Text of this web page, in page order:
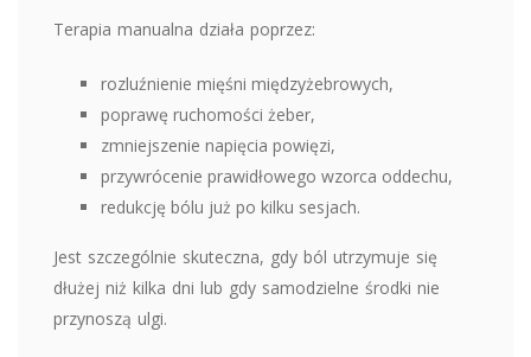
Terapia manualna działa poprzez:
rozluźnienie mięśni międzyżebrowych,
poprawę ruchomości żeber,
zmniejszenie napięcia powięzi,
przywrócenie prawidłowego wzorca oddechu,
redukcję bólu już po kilku sesjach.
Jest szczególnie skuteczna, gdy ból utrzymuje się
dłużej niż kilka dni lub gdy samodzielne środki nie
przynoszą ulgi.